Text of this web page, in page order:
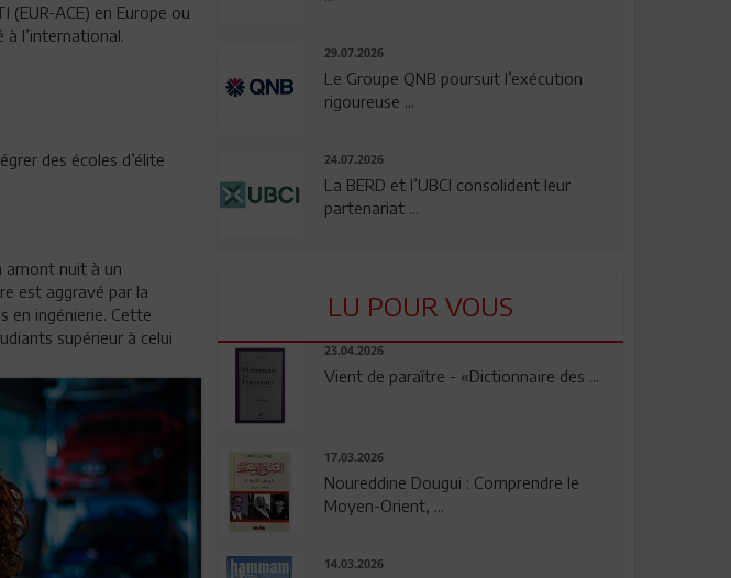
ACE) en Europe ou
l’international.
des écoles d’élite
amont nuit à un
est aggravé par la
en ingénierie. Cette
supérieur à celui
29.07.2026
Le Groupe QNB poursuit l’exécution
rigoureuse ...
24.07.2026
La BERD et l’UBCI consolident leur
partenariat ...
LU POUR VOUS
23.04.2026
Vient de paraître - «Dictionnaire des ...
17.03.2026
Noureddine Dougui : Comprendre le
Moyen-Orient, ...
14.03.2026